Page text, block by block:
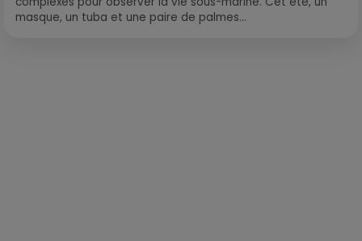
masque, un tuba et une paire de palmes...